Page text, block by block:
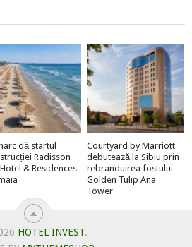
dă startul
Radisson
& Residences
Courtyard by Marriott
debutează la Sibiu prin
rebranduirea fostului
Golden Tulip Ana
Tower
HOTEL INVEST.